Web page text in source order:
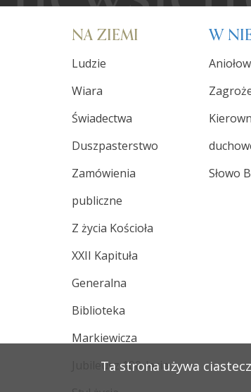
NA ZIEMI
Ludzie
Wiara
Świadectwa
Duszpasterstwo
Zamówienia
publiczne
Z życia Kościoła
XXII Kapituła
Generalna
Biblioteka
Markiewicza
Jubileusz 100-lecia
W
Słowo
Ta strona używa